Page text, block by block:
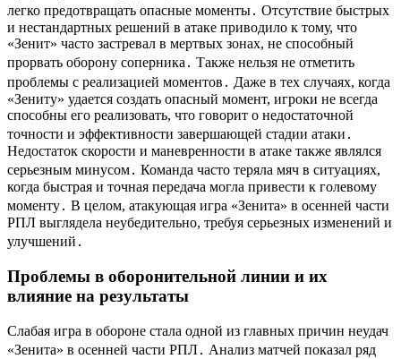
легко предотвращать опасные моменты․ Отсутствие быстрых
и нестандартных решений в атаке приводило к тому, что
«Зенит» часто застревал в мертвых зонах, не способный
прорвать оборону соперника․ Также нельзя не отметить
проблемы с реализацией моментов․ Даже в тех случаях, когда
«Зениту» удается создать опасный момент, игроки не всегда
способны его реализовать, что говорит о недостаточной
точности и эффективности завершающей стадии атаки․
Недостаток скорости и маневренности в атаке также являлся
серьезным минусом․ Команда часто теряла мяч в ситуациях,
когда быстрая и точная передача могла привести к голевому
моменту․ В целом, атакующая игра «Зенита» в осенней части
РПЛ выглядела неубедительно, требуя серьезных изменений и
улучшений․
Проблемы в оборонительной линии и их
влияние на результаты
Слабая игра в обороне стала одной из главных причин неудач
«Зенита» в осенней части РПЛ․ Анализ матчей показал ряд